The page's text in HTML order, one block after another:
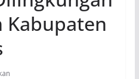
Kabupaten